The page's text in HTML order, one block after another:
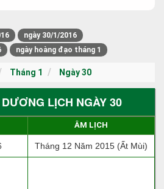
ngày 30/1/2016
ngày hoàng đạo tháng 1
Tháng 1 Ngày 30
LỊCH NGÀY 30
ÂM LỊCH
Tháng 12 Năm 2015 (Ất Mùi)